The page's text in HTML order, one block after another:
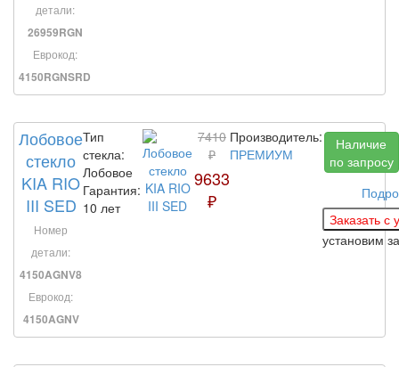
детали:
26959RGN
Еврокод:
4150RGNSRD
Лобовое
стекло
KIA RIO
III SED
Номер
детали:
4150AGNV8
Еврокод:
4150AGNV
Тип
стекла:
Лобовое
Гарантия:
10 лет
7410
₽
9633
₽
Производитель:
ПРЕМИУМ
Наличие
по запросу
установим